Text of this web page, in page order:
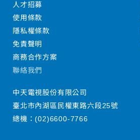
人才招募
使用條款
隱私權條款
免責聲明
商務合作方案
聯絡我們
中天電視股份有限公司
臺北市內湖區民權東路六段25號
總機：(02)6600-7766